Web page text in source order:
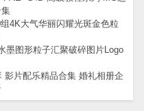
4K大气华丽闪耀光斑金色粒
墨图形粒子汇聚破碎图片Logo
影片配乐精品合集 婚礼相册企